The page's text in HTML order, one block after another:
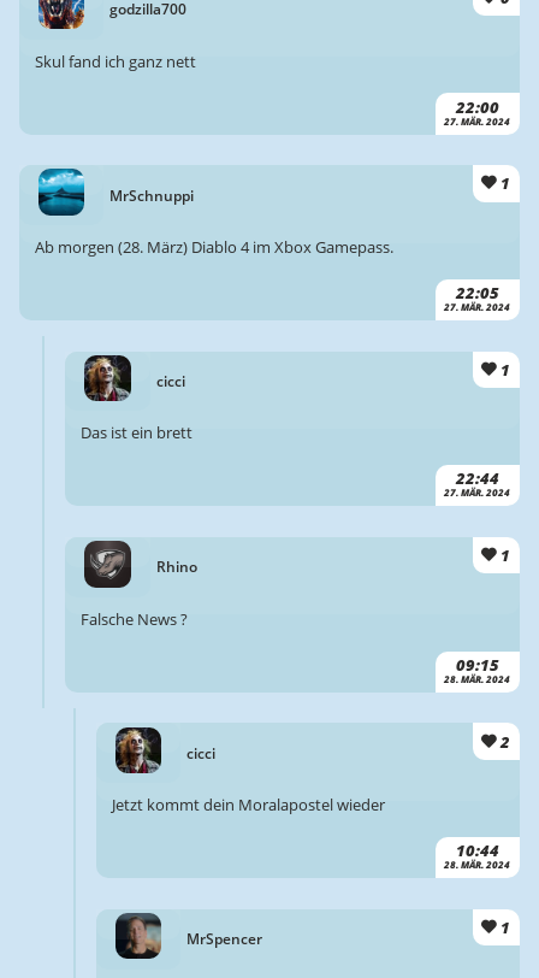
godzilla700
22:00
27. MÄR. 2024
Skul fand ich ganz nett
MrSchnuppi
1
22:05
27. MÄR. 2024
Ab morgen (28. März) Diablo 4 im Xbox Gamepass.
cicci
1
22:44
27. MÄR. 2024
Das ist ein brett
Rhino
1
09:15
28. MÄR. 2024
Falsche News ?
cicci
2
10:44
28. MÄR. 2024
Jetzt kommt dein Moralapostel wieder
MrSpencer
1